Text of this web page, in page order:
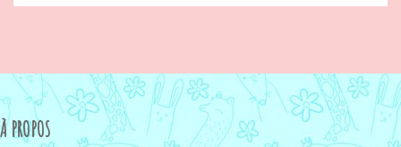
À PROPOS